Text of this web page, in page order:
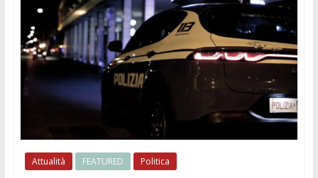
Attualità FEATURED Politica